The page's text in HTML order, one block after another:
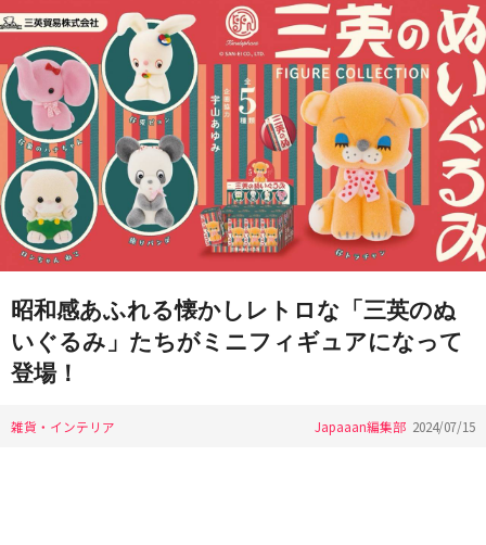
昭和感あふれる懐かしレトロな「三英のぬ
いぐるみ」たちがミニフィギュアになって
登場！
雑貨・インテリア Japaaan編集部 2024/07/15